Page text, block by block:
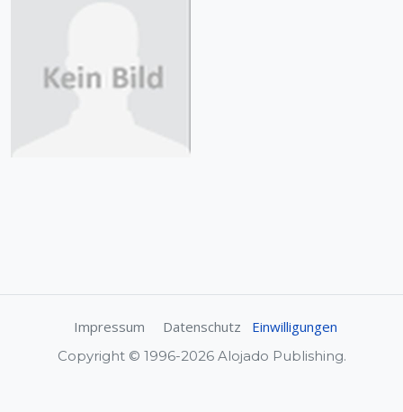
Impressum Datenschutz Einwilligungen
Copyright © 1996-2026 Alojado Publishing.